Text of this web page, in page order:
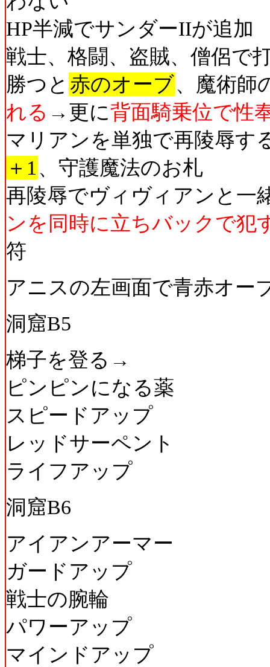
HP半減でサンダーIIが追加
戦士、格闘、盗賊、僧侶で
勝つと 赤のオーブ、魔術師
れる →更に背面騎乗位で性
マリアンを単独で再陵辱
＋1 、守護魔法のお札
再陵辱でヴィヴィアンと一
ンを同時に立ちバックで犯
符
アニスの左画面で青赤オ
洞窟B5
梯子を登る→
ピンピンになる薬
スピードアップ
レッドサーペント
ライフアップ
洞窟B6
アイアンアーマー
ガードアップ
戦士の腕輪
パワーアップ
マインドアップ